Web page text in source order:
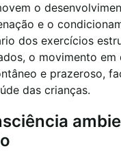
o
e o
dos exercícios
o movimento
e prazeroso,
das crianças.